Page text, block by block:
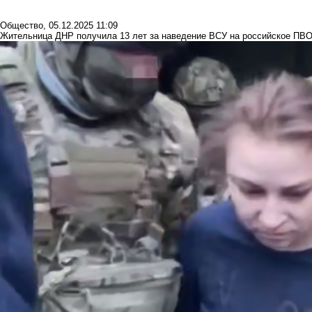
Общество 05.12.2025 11:09
Жительница ДНР получила 13 лет за наведение ВСУ на российское ПВО